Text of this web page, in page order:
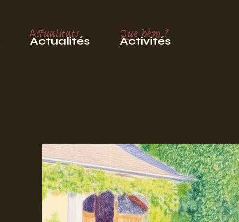
Actualitats
Actualités
Que hèm ?
Activités